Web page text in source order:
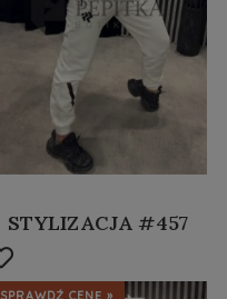
STYLIZACJA #457